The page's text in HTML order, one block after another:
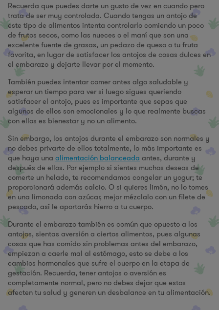
Recuerda que puedes darte un gusto de vez en cuando pero
trata de ser muy controlada. Cuando tengas un antojo de
este tipo de alimentos intenta controlarlo comiendo un poco
de frutos secos, como las nueces o el maní que son una
excelente fuente de grasas, un pedazo de queso o tu fruta
favorita, en lugar de satisfacer los antojos de cosas dulces en
el embarazo y dejarte llevar por el momento.
También puedes intentar comer antes algo saludable y
esperar un tiempo para ver si luego sigues queriendo
satisfacer el antojo, pues es importante que sepas que
algunos de ellos son emocionales y lo que realmente buscas
con ellos es bienestar y no un alimento.
Sin embargo, los antojos durante el embarazo son normales y
no debes privarte de ellos totalmente, lo más importante es
que haya una alimentación balanceada antes, durante y
después de ellos. Por ejemplo si sientes muchos deseos de
comerte un helado, te recomendamos congelar un yogur; te
proporcionará además calcio. O si quieres limón, no lo tomes
en una limonada con azúcar, mejor mézclalo con un filete de
pescado, así le aportarás hierro a tu cuerpo.
Durante el embarazo también es común que opuesto a los
antojos, sientas aversión a ciertos alimentos, pues algunas
cosas que has comido sin problemas antes del embarazo,
empiezan a caerle mal al estómago, esto se debe a los
cambios hormonales que sufre el cuerpo en la etapa de
gestación. Recuerda, tener antojos o aversión es
completamente normal, pero no debes dejar que estos
afecten tu salud y generen un desbalance en tu alimentación.